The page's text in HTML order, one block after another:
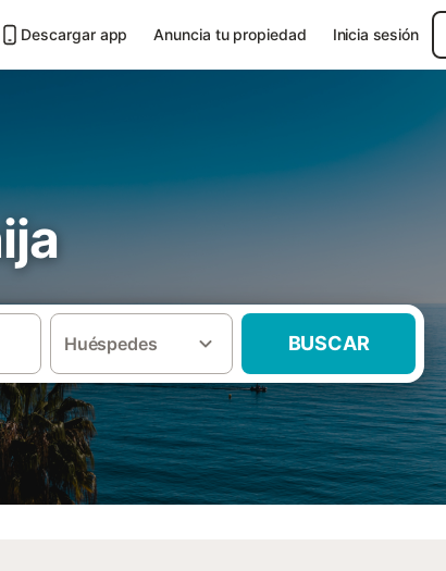
Descargar app Anuncia tu propiedad Inicia sesión
Huéspedes BUSCAR